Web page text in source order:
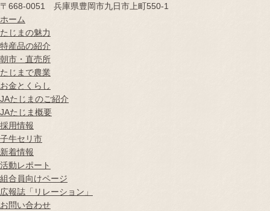
〒668-0051 兵庫県豊岡市九日市上町550-1
ホーム
たじまの魅力
特産品の紹介
朝市・直売所
たじまで農業
お金とくらし
JAたじまのご紹介
JAたじま概要
採用情報
子牛セリ市
新着情報
活動レポート
組合員向けページ
広報誌 「リレーション」
お問い合わせ